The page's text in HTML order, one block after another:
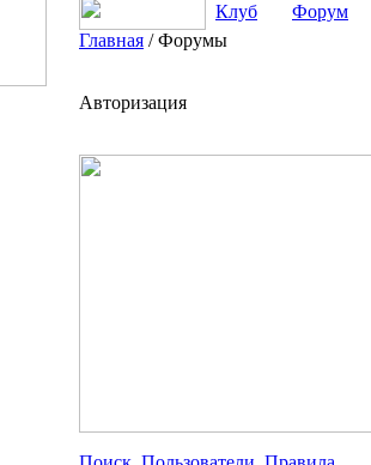
Клуб
Форум
Главная /Форумы
Авторизация